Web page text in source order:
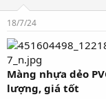
s
t
a
t
e
r
18/7/24
Màng nhựa dẻo
lượng, giá tốt